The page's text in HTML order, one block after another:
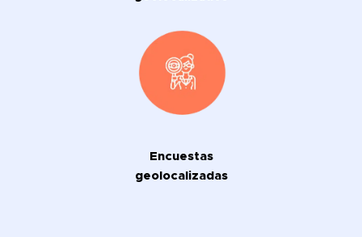
Encuestas
geolocalizadas